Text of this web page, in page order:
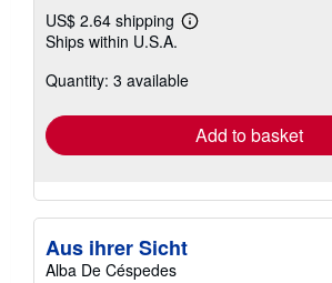
US$ 2.64 shipping
Learn
shipping
Ships within U.S.A.
Quantity: 3 available
Add to basket
Aus ihrer Sicht
Alba De Céspedes